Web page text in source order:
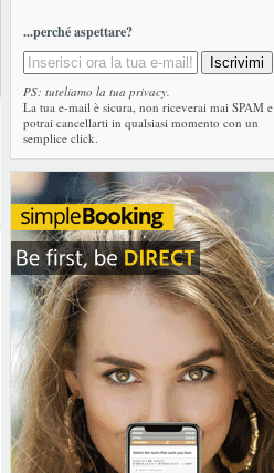
...perché aspettare?
PS: tuteliamo la tua privacy.
La tua e-mail è sicura, non riceverai mai SPAM e
potrai cancellarti in qualsiasi momento con un
semplice click.